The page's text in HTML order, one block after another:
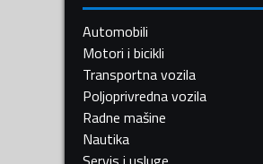
Automobili
Motori i bicikli
Transportna vozila
Poljoprivredna vozila
Radne mašine
Nautika